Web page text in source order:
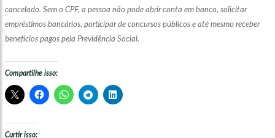
cancelado. Sem o CPF, a pessoa não pode abrir conta em banco, solicitar
empréstimos bancários, participar de concursos públicos e até mesmo receber
benefícios pagos pela Previdência Social.
Compartilhe isso:
Curtir isso: